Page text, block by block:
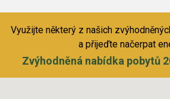
Využijte některý z našich
a přijeďte načerpat
Zvýhodněná nabídka pobytů